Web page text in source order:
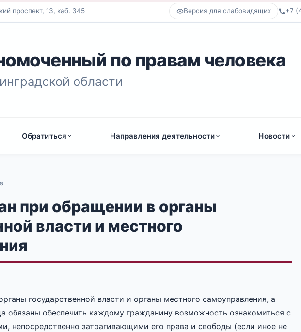
проспект, 13, каб. 345 Версия для слабовидящих +7
по правам человека
области
Обратиться Направления деятельности Новости
при обращении в органы
власти и местного
государственной власти и органы местного самоуправления, а
обязаны обеспечить каждому гражданину возможность ознакомиться с
непосредственно затрагивающими его права и свободы (если иное не